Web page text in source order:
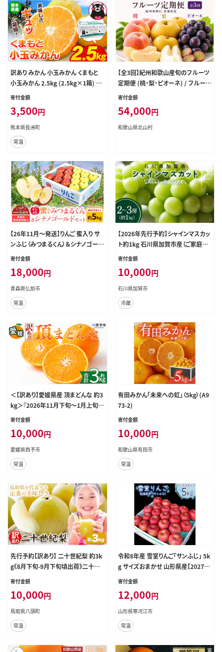
媛県
訳あり みかん 小玉みかん くまもと
小玉みかん 2.5kg (2.5kg×1箱) 秋
旬 不揃い 傷 ご家庭用 SDGs 小玉
ーツ 旬 柑橘 長洲町 温州みかん《9
月下旬-12月下旬頃出荷》---fn_nkd
mkn_p912_r8_3500_25k---
寄付金額
3,500円
熊本県長洲町
常温
【全3回】紀州和歌山産旬のフルーツ
定期便 (桃・梨・ピオーネ) / フルーツ
柑橘 和歌山 もも モモ 梨 なし ぶど
紫苑 【tkb424】
寄付金額
54,000円
和歌山県北山村
【26年11月～発送】りんご 蜜入り サ
ンふじ（みつまるくん）＆シナノゴール
ド セット 約 5kg [アップル おいしい
品 ふじ りんご 黄色 果実 果物 赤色
美味 林檎]
寄付金額
18,000円
青森県弘前市
常温
【2026年先行予約】シャインマスカッ
ト約1kg 石川県加賀市産（ご家庭用）
シャインマスカット マスカット ぶどう
ツフルーツフルーツフルーツ 果物
くだもの 果実 食品 F6P-2629
寄付金額
10,000円
石川県加賀市
冷蔵
＜【訳あり】愛媛県産 頂まどんな 約3
kg＞『2026年11月下旬～1月上旬迄
順次発送予定』 わけあり 訳アリ 甘い
高級柑橘 みかん 蜜柑 果物 くだもの
フルーツ ミカン 果汁 国産 特産品
株式会社三代目みかん職人 愛媛 西
予市【常温】
寄付金額
10,000円
愛媛県西予市
常温
有田みかん「未来への虹」（5kg）(A9
73-2)
寄付金額
10,000円
和歌山県有田市
常温
先行予約【訳あり】 二十世紀梨 約3k
g《8月下旬-9月下旬頃出荷》二十世
紀梨 梨 ご家庭用 旬 二十世紀 鳥取
県 八頭町 なし 果物 フルーツ 特産
品 送料無料 果汁デザート 八頭---ya
zu_zsy_247_3kg---
寄付金額
10,000円
鳥取県八頭町
常温
令和8年産 雪室りんご「サンふじ」 5k
g サイズおまかせ 山形県産【2027年
1月下旬頃から2月下旬頃発送予定】
※配送不可 沖縄・離島 012-B-MM0
39
寄付金額
12,000円
山形県寒河江市
常温